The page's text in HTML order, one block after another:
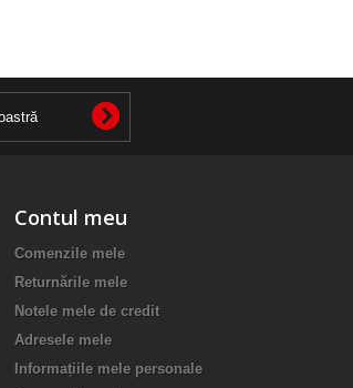
Contul meu
Comenzile mele
Returnările mele
Notele mele de credit
Adresele mele
Informațiile mele personale